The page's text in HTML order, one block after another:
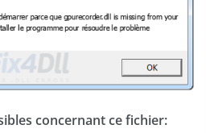
concernant ce fichier: